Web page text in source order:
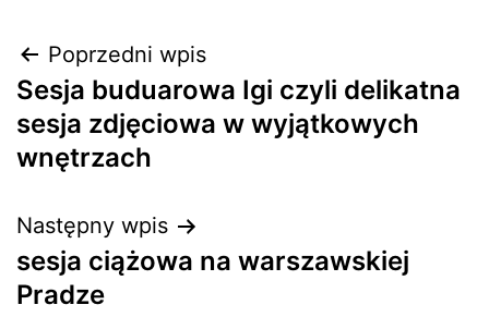
Nawigacja
wpisu
Poprzedni wpis
Sesja buduarowa Igi czyli delikatna
sesja zdjęciowa w wyjątkowych
wnętrzach
Następny wpis
sesja ciążowa na warszawskiej
Pradze